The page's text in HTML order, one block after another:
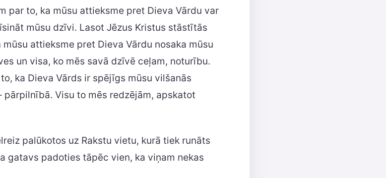
par to, ka mūsu attieksme pret Dieva Vārdu var
mūsu dzīvi. Lasot Jēzus Kristus stāstītās
attieksme pret Dieva Vārdu nosaka mūsu
un visa, ko mēs savā dzīvē ceļam, noturību.
ka Dieva Vārds ir spējīgs mūsu vilšanās
pārpilnībā. Visu to mēs redzējām, apskatot
palūkotos uz Rakstu vietu, kurā tiek runāts
gatavs padoties tāpēc vien, ka viņam nekas